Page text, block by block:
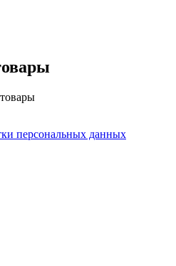
персональных данных